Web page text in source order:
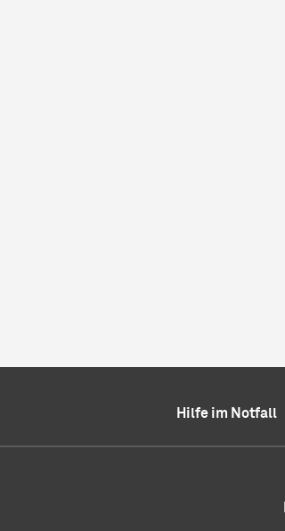
Hilfe im Notfall